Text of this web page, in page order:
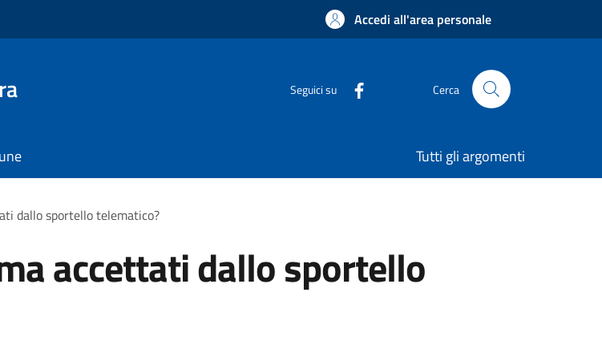
Accedi all'area personale
Seguici su Cerca
Tutti gli argomenti
dallo sportello telematico?
accettati dallo sportello